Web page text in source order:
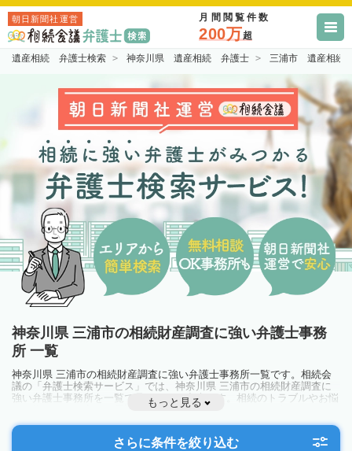
朝日新聞社運営 月間閲覧件数
200万超
遺産相続 弁護士検索 神奈川県 遺産相続 弁護士 三浦市 遺産相続
神奈川県 三浦市の相続財産調査に強い弁護士事務
所 一覧
神奈川県 三浦市の相続財産調査に強い弁護士事務所一覧です。相続会
議の「弁護士検索サービス」では、神奈川県 三浦市の相続財産調査に
強い弁護士事務所を一覧で見ることが出来ます。相続のトラブルやお悩
みを抱えている方は一度近隣の弁護士に相談してみましょう。
もっと見る
さらに条件を絞り込む